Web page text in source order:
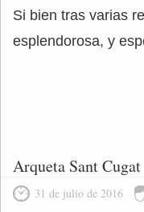
Si bien tras varias
esplendorosa, y
Arqueta Sant Cugat
31 de julio de 2016